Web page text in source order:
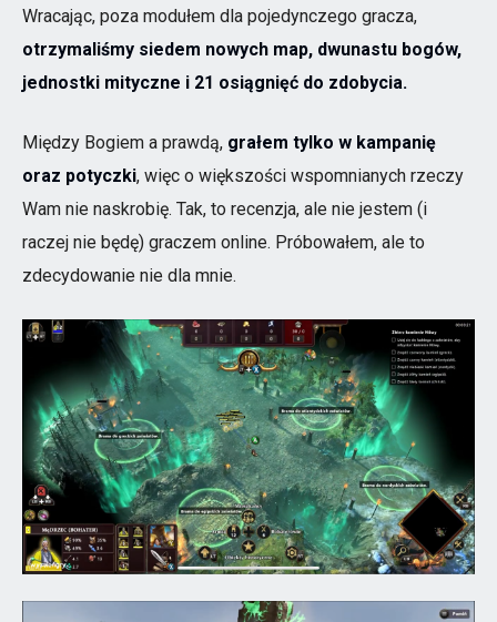
Wracając, poza modułem dla pojedynczego gracza,
otrzymaliśmy siedem nowych map, dwunastu bogów,
jednostki mityczne i 21 osiągnięć do zdobycia.
Między Bogiem a prawdą, grałem tylko w kampanię
oraz potyczki, więc o większości wspomnianych rzeczy
Wam nie naskrobię. Tak, to recenzja, ale nie jestem (i
raczej nie będę) graczem online. Próbowałem, ale to
zdecydowanie nie dla mnie.